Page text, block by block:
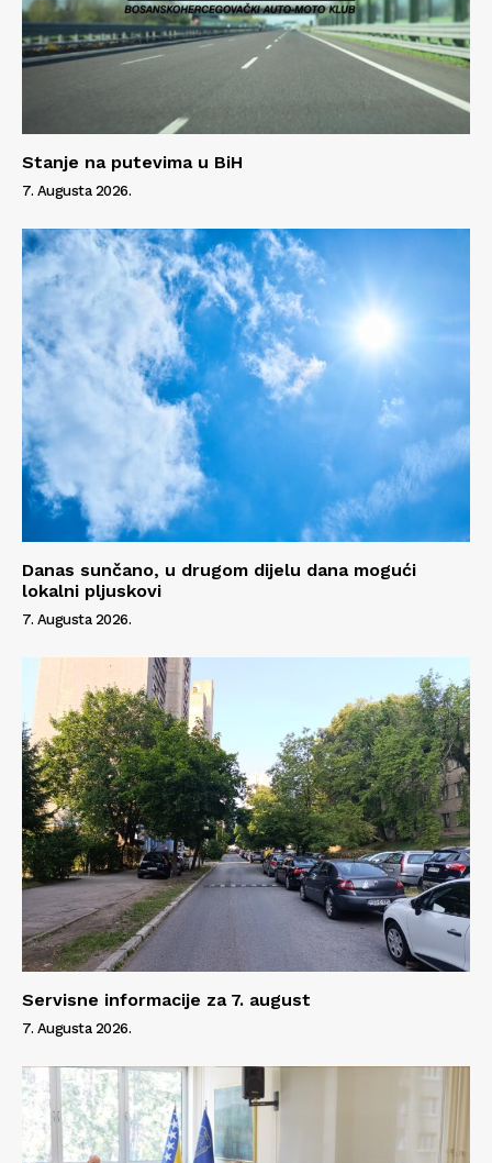
Stanje na putevima u BiH
7. Augusta 2026.
Danas sunčano, u drugom dijelu dana mogući
lokalni pljuskovi
7. Augusta 2026.
Servisne informacije za 7. august
7. Augusta 2026.